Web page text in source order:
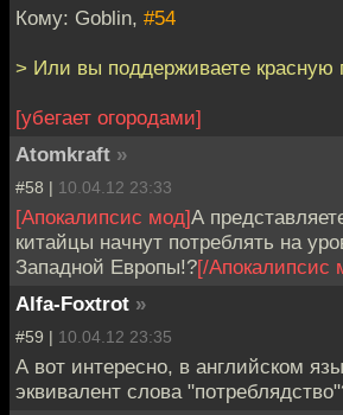
Кому: Goblin, #54
> Или вы поддерживаете красную
[убегает огородами]
Atomkraft »
#58 | 10.04.12 23:33
[Апокалипсис мод]А
китайцы начнут потреблять на
Западной Европы!?[/Апокалипсис
Alfa-Foxtrot »
#59 | 10.04.12 23:35
А вот интересно, в английском
эквивалент слова